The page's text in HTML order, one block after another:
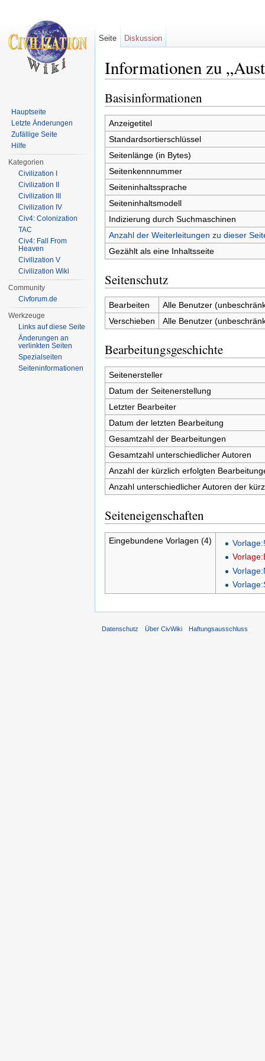
Informationen zu
Basisinformationen
Anzeigetitel
Standardsortierschlüssel
Seitenlänge (in Bytes)
Seitenkennnummer
Seiteninhaltssprache
Seiteninhaltsmodell
Indizierung durch Suchmaschinen
Anzahl der Weiterleitungen zu dieser
Gezählt als eine Inhaltsseite
Seitenschutz
Bearbeiten
Alle Benutzer
Verschieben
Alle Benutzer
Bearbeitungsgeschichte
Seitenersteller
Datum der Seitenerstellung
Letzter Bearbeiter
Datum der letzten Bearbeitung
Gesamtzahl der Bearbeitungen
Gesamtzahl unterschiedlicher Autoren
Anzahl der kürzlich erfolgten
Anzahl unterschiedlicher Autoren der
Seiteneigenschaften
Eingebundene Vorlagen (4)
Vorlage:!
Seite Diskussion
Hauptseite
Letzte Änderungen
Zufällige Seite
Hilfe
Kategorien
Civilization I
Civilization II
Civilization III
Civilization IV
Civ4: Colonization
TAC
Civ4: Fall From
Heaven
Civilization V
Civilization Wiki
Community
Civforum.de
Werkzeuge
Links auf diese Seite
Änderungen an
verlinkten Seiten
Spezialseiten
Seiten­informationen
Datenschutz Über CivWiki Haftungsausschluss